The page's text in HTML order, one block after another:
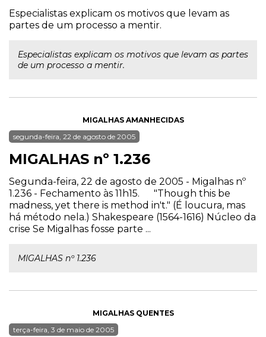
Especialistas explicam os motivos que levam as
partes de um processo a mentir.
Especialistas explicam os motivos que levam as partes
de um processo a mentir.
MIGALHAS AMANHECIDAS
segunda-feira, 22 de agosto de 2005
MIGALHAS nº 1.236
Segunda-feira, 22 de agosto de 2005 - Migalhas nº
1.236 - Fechamento às 11h15. "Though this be
madness, yet there is method in't." (É loucura, mas
há método nela.) Shakespeare (1564-1616) Núcleo da
crise Se Migalhas fosse parte ...
MIGALHAS nº 1.236
MIGALHAS QUENTES
terça-feira, 3 de maio de 2005